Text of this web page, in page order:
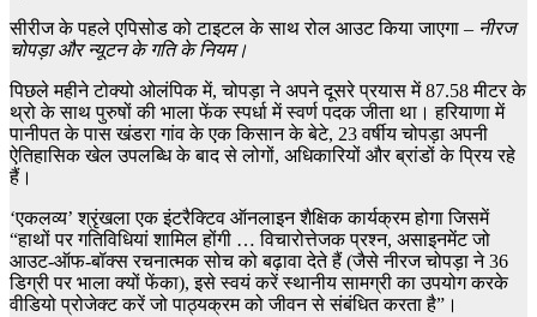
सीरीज के पहले एपिसोड को टाइटल के साथ रोल आउट किया जाएगा – नीरज
चोपड़ा और न्यूटन के गति के नियम।
पिछले महीने टोक्यो ओलंपिक में, चोपड़ा ने अपने दूसरे प्रयास में 87.58 मीटर के
थ्रो के साथ पुरुषों की भाला फेंक स्पर्धा में स्वर्ण पदक जीता था। हरियाणा में
पानीपत के पास खंडरा गांव के एक किसान के बेटे, 23 वर्षीय चोपड़ा अपनी
ऐतिहासिक खेल उपलब्धि के बाद से लोगों, अधिकारियों और ब्रांडों के प्रिय रहे
हैं।
‘एकलव्य’ श्रृंखला एक इंटरैक्टिव ऑनलाइन शैक्षिक कार्यक्रम होगा जिसमें
“हाथों पर गतिविधियां शामिल होंगी … विचारोत्तेजक प्रश्न, असाइनमेंट जो
आउट-ऑफ-बॉक्स रचनात्मक सोच को बढ़ावा देते हैं (जैसे नीरज चोपड़ा ने 36
डिग्री पर भाला क्यों फेंका), इसे स्वयं करें स्थानीय सामग्री का उपयोग करके
वीडियो प्रोजेक्ट करें जो पाठ्यक्रम को जीवन से संबंधित करता है”।